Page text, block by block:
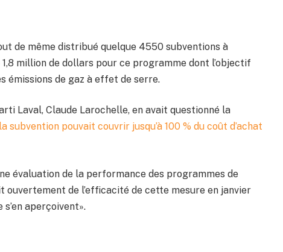
de même distribué quelque 4550 subventions à
million de dollars pour ce programme dont l’objectif
émissions de gaz à effet de serre.
Laval, Claude Larochelle, en avait questionné la
la subvention pouvait couvrir jusqu’à 100 % du coût d’achat
évaluation de la performance des programmes de
de l’efficacité de cette mesure en janvier
s’en aperçoivent».